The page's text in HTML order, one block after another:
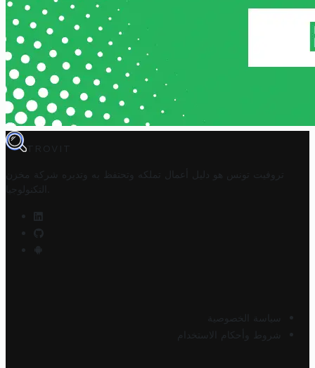
TROVIT
تروفيت تونس هو دليل أعمال تملكه وتحتفظ به وتديره
شركة مخزن
التكنولوجيا
سياسة الخصوصية
شروط وأحكام الاستخدام